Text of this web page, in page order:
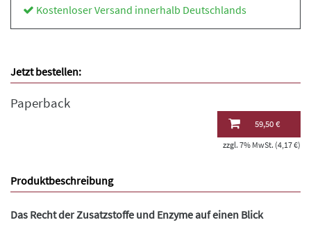
Kostenloser Versand innerhalb Deutschlands
Jetzt bestellen:
Paperback
59,50 €
zzgl. 7% MwSt. (4,17 €)
Produktbeschreibung
Das Recht der Zusatzstoffe und Enzyme auf einen Blick